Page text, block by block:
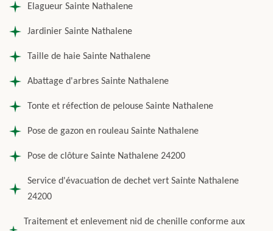
Elagueur Sainte Nathalene
Jardinier Sainte Nathalene
Taille de haie Sainte Nathalene
Abattage d'arbres Sainte Nathalene
Tonte et réfection de pelouse Sainte Nathalene
Pose de gazon en rouleau Sainte Nathalene
Pose de clôture Sainte Nathalene 24200
Service d'évacuation de dechet vert Sainte Nathalene
24200
Traitement et enlevement nid de chenille conforme aux